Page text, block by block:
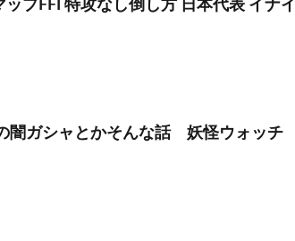
ップFFI 特攻なし倒し方 日本代表 イナイ
闇ガシャとかそんな話 妖怪ウォッチ